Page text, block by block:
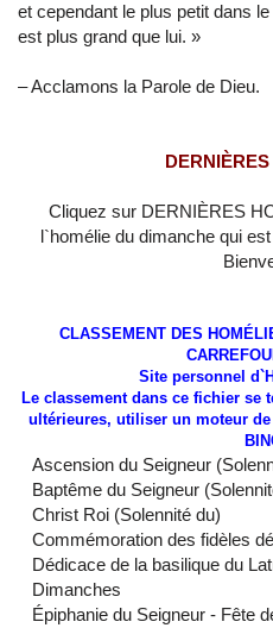
et cependant le plus petit dans
est plus grand que lui. »
– Acclamons la Parole de Dieu.
Cliquez sur DERNIÈRES
l`homélie du dimanche qui
CLASSEMENT DES
Site personnel
Le classement dans ce fichier se
ultérieures, utiliser un moteur
Ascension du Seigneur
Baptême du Seigneur
Christ Roi (Solennité du)
Commémoration des fidèles
Dédicace de la basilique du
Dimanches
Épiphanie du Seigneur - Fête